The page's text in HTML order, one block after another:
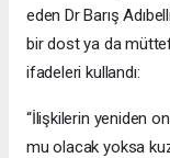
eden Dr Barış
bir dost ya da
ifadeleri kullandı:
“İlişkilerin yeniden
mu olacak yoksa